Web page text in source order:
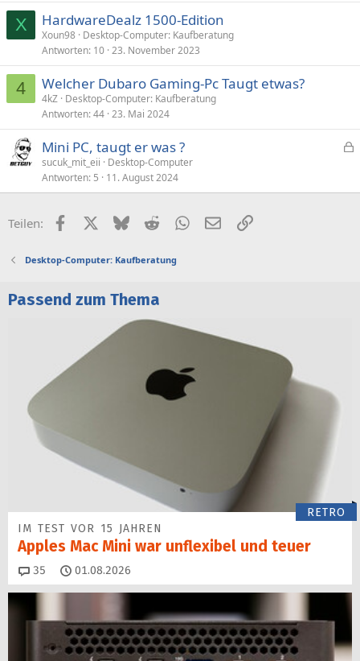
X HardwareDealz 1500-Edition
Xoun98 Desktop-Computer: Kaufberatung
Antworten 10 23. November 2023
4 Welcher Dubaro Gaming-Pc Taugt etwas?
4kZ Desktop-Computer: Kaufberatung
Antworten 44 23. Mai 2024
p
Mini PC, taugt er was ?
sucuk_mit_eii
Desktop-Computer
Antworten 5 11. August 2024
Teilen: FacebookX (Twitter)
BlueskyRedditWhatsApp
E-MailLink
Desktop-Computer: Kaufberatung
Passend zum Thema
RETRO
IM TEST VOR 15 JAHREN
Apples Mac Mini war unflexibel und teuer
35 Kommentare
01.08.2026